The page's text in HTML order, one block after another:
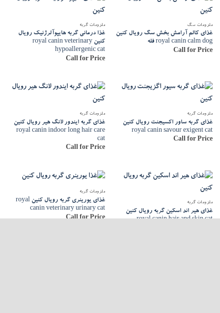
ملزومات سگ
غذای کالم آرامش بخش سگ رویال کنین
royal canin calm dog فله
Call for Price
ملزومات گربه
غذا درمانی گربه هایپوآلرژنیک رویال
کنین royal canin veterinary
hypoallergenic cat
Call for Price
ملزومات گربه
غذای گربه ساور اکسیجنت رویال کنین
royal canin savour exigent cat
Call for Price
ملزومات گربه
غذای گربه ایندور لانگ هیر رویال کنین
royal canin indoor long hair care
cat
Call for Price
ملزومات گربه
غذای هیر اند اسکین گربه رویال کنین
royal canin hair and skin cat
ملزومات گربه
غذای یورینری گربه رویال کنین royal
canin veterinary urinary cat
Call for Price